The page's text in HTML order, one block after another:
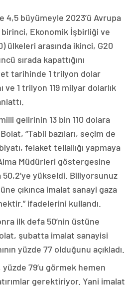
4,5 büyümeyle 2023’ü Avrupa
Ekonomik İşbirliği ve
ülkeleri arasında ikinci, G20
sırada kapattığını
tarihinde 1 trilyon dolar
ve 1 trilyon 119 milyar dolarlık
gelirinin 13 bin 110 dolara
“Tabii bazıları, seçim de
felaket tellallığı yapmaya
Müdürleri göstergesine
50,2’ye yükseldi. Biliyorsunuz
çıkınca imalat sanayi gaza
ifadelerini kullandı.
ilk defa 50’nin üstüne
şubatta imalat sanayisi
yüzde 77 olduğunu açıkladı.
79’u görmek hemen
gerektiriyor. Yani imalat